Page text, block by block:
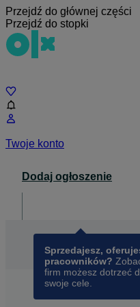
Przejdź do głównej części
Przejdź do stopki
Twoje konto
Dodaj ogłoszenie
Sprzedajesz,
pracowników?
firm możesz dotrzeć
swoje cele.